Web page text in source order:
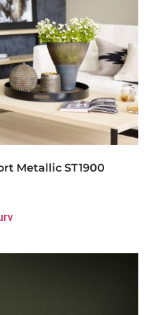
Metallic ST1900